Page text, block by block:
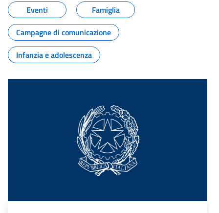
Eventi
Famiglia
Campagne di comunicazione
Infanzia e adolescenza